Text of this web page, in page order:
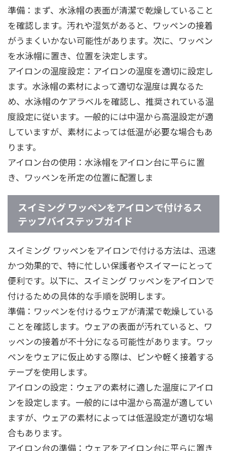
準備：まず、水泳帽の表面が清潔で乾燥していること
を確認します。汚れや湿気があると、ワッペンの接着
がうまくいかない可能性があります。次に、ワッペン
を水泳帽に置き、位置を決定します。
アイロンの温度設定：アイロンの温度を適切に設定し
ます。水泳帽の素材によって適切な温度は異なるた
め、水泳帽のケアラベルを確認し、推奨されている温
度設定に従います。一般的には中温から高温設定が適
していますが、素材によっては低温が必要な場合もあ
ります。
アイロン台の使用：水泳帽をアイロン台に平らに置
き、ワッペンを所定の位置に配置しま
スイミング ワッペンをアイロンで付けるス
テップバイステップガイド
スイミング ワッペンをアイロンで付ける方法は、迅速
かつ効果的で、特に忙しい保護者やスイマーにとって
便利です。以下に、スイミング ワッペンをアイロンで
付けるための具体的な手順を説明します。
準備：ワッペンを付けるウェアが清潔で乾燥している
ことを確認します。ウェアの表面が汚れていると、ワ
ッペンの接着が不十分になる可能性があります。ワッ
ペンをウェアに仮止めする際は、ピンや軽く接着する
テープを使用します。
アイロンの設定：ウェアの素材に適した温度にアイロ
ンを設定します。一般的には中温から高温が適してい
ますが、ウェアの素材によっては低温設定が適切な場
合もあります。
アイロン台の準備：ウェアをアイロン台に平らに置き